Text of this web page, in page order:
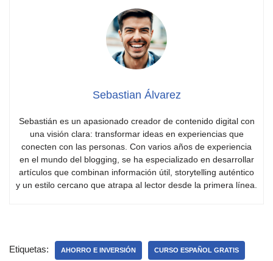
Sebastian Álvarez
Sebastián es un apasionado creador de contenido digital con
una visión clara: transformar ideas en experiencias que
conecten con las personas. Con varios años de experiencia
en el mundo del blogging, se ha especializado en desarrollar
artículos que combinan información útil, storytelling auténtico
y un estilo cercano que atrapa al lector desde la primera línea.
Etiquetas: AHORRO E INVERSIÓN CURSO ESPAÑOL GRATIS